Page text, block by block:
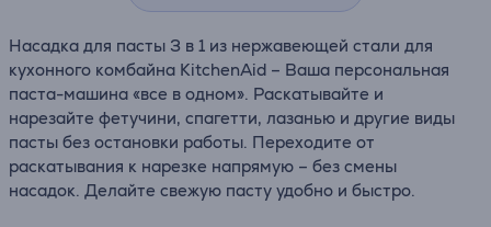
Насадка для пасты 3 в 1 из нержавеющей стали для
кухонного комбайна KitchenAid – Ваша персональная
паста-машина «все в одном». Раскатывайте и
нарезайте фетучини, спагетти, лазанью и другие виды
пасты без остановки работы. Переходите от
раскатывания к нарезке напрямую – без смены
насадок. Делайте свежую пасту удобно и быстро.